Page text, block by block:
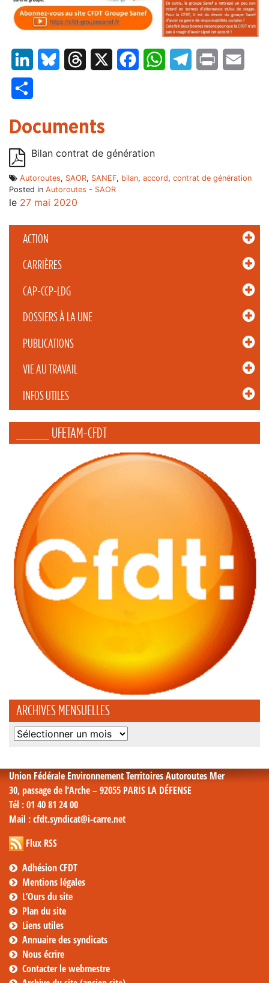
ACTION
CARRIÈRES
CAP-CCP-LDG
DOSSIERS À LA UNE
PUBLICATIONS
VIE AU TRAVAIL
INFOS UTILES
_____ UFETAM-CFDT
ARCHIVES MENSUELLES
Archives
LinkedInBluesky Threads FacebookWhatsAppTelegram
Print
Documents
Bilan contrat de génération
Autoroutes, SAOR, SANEF, bilan, accord, contrat de génération
Posted in Autoroutes - SAOR
le 27 mai 2020
Union Fédérale Environnement Territoires Autoroutes Mer
30, passage de l’Arche – 92055 PARIS LA DÉFENSE
Tél : 01 40 81 24 00
Mail : cfdt.syndicat@i-carre.net
Flux RSS
Adhésion CFDT
Mentions légales
L’Ours du site
Plan du site
Liens utiles
Annuaire des syndicats
Nous écrire
Contacter le webmestre